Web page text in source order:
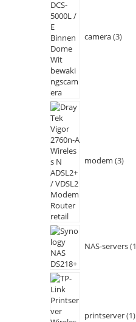
camera 3
modem 3
NAS-servers 1
printserver 1